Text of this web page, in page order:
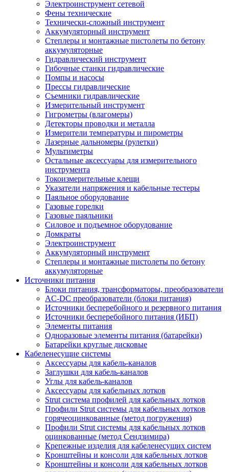
Электроинструмент сетевой
Фены технические
Технически-сложный инструмент
Аккумуляторный инструмент
Степлеры и монтажные пистолеты по бетону
аккумуляторные
Гидравлический инструмент
Гибочные станки гидравлические
Помпы и насосы
Прессы гидравлические
Съемники гидравлические
Измерительный инструмент
Гигрометры (влагомеры)
Детекторы проводки и металла
Измерители температуры и пирометры
Лазерные дальномеры (рулетки)
Мультиметры
Остальные аксессуары для измерительного
инструмента
Токоизмерительные клещи
Указатели напряжения и кабельные тестеры
Паяльное оборудование
Газовые горелки
Газовые паяльники
Силовое и подъемное оборудование
Домкраты
Электроинструмент
Аккумуляторный инструмент
Степлеры и монтажные пистолеты по бетону
аккумуляторные
Источники питания
Блоки питания, трансформаторы, преобразователи
AC-DC преобразователи (блоки питания)
Источники бесперебойного и резервного питания
Источники бесперебойного питания (ИБП)
Элементы питания
Одноразовые элементы питания (батарейки)
Батарейки круглые дисковые
Кабеленесущие системы
Аксессуары для кабель-каналов
Заглушки для кабель-каналов
Углы для кабель-каналов
Аксессуары для кабельных лотков
Strut система профилей для кабельных лотков
Профили Strut системы для кабельных лотков
горячеоцинкованные (метод погружения)
Профили Strut системы для кабельных лотков
оцинкованные (метод Сендзимира)
Крепежные изделия для кабеленесущих систем
Кронштейны и консоли для кабельных лотков
Кронштейны и консоли для кабельных лотков